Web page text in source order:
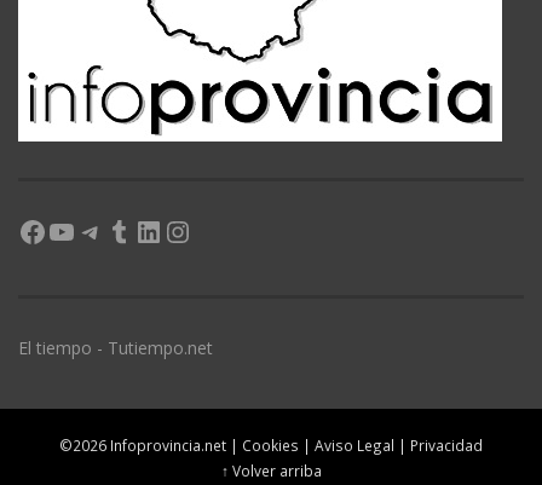
Facebook
YouTube
Telegram
Tumblr
LinkedIn
Instagram
El tiempo - Tutiempo.net
©2026 Infoprovincia.net | Cookies | Aviso Legal | Privacidad
↑ Volver arriba